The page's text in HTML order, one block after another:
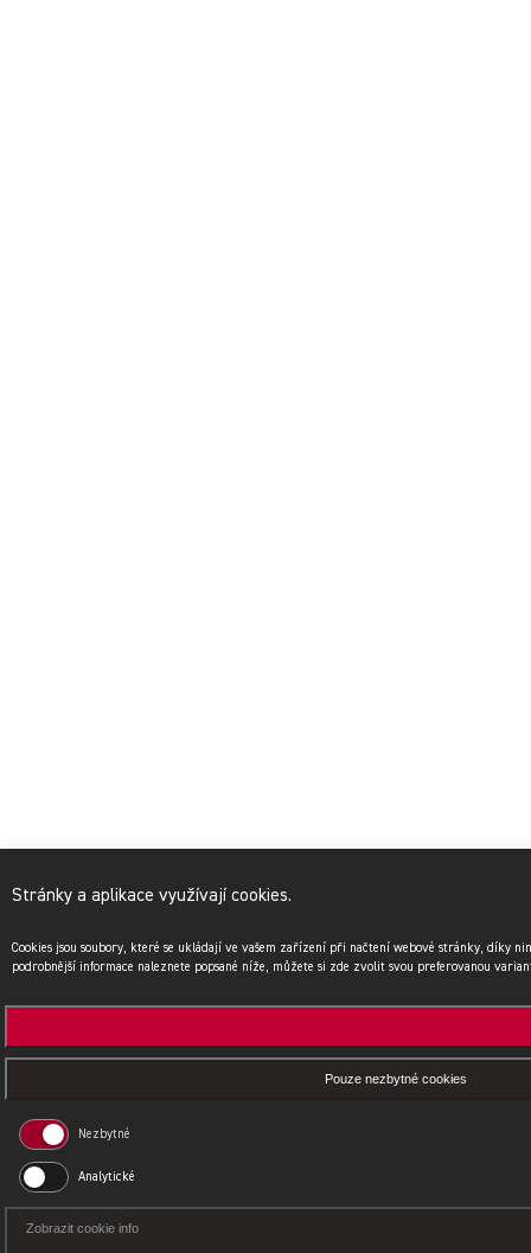
Stránky a aplikace využívají cookies.
Cookies jsou soubory, které se ukládají ve vašem zařízení při načtení webové stránky, díky
podrobnější informace naleznete popsané níže, můžete si zde zvolit svou preferovanou
Pouze nezbytné cookies
Nezbytné
Analytické
Zobrazit cookie info